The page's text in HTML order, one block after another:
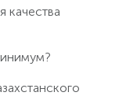
качества